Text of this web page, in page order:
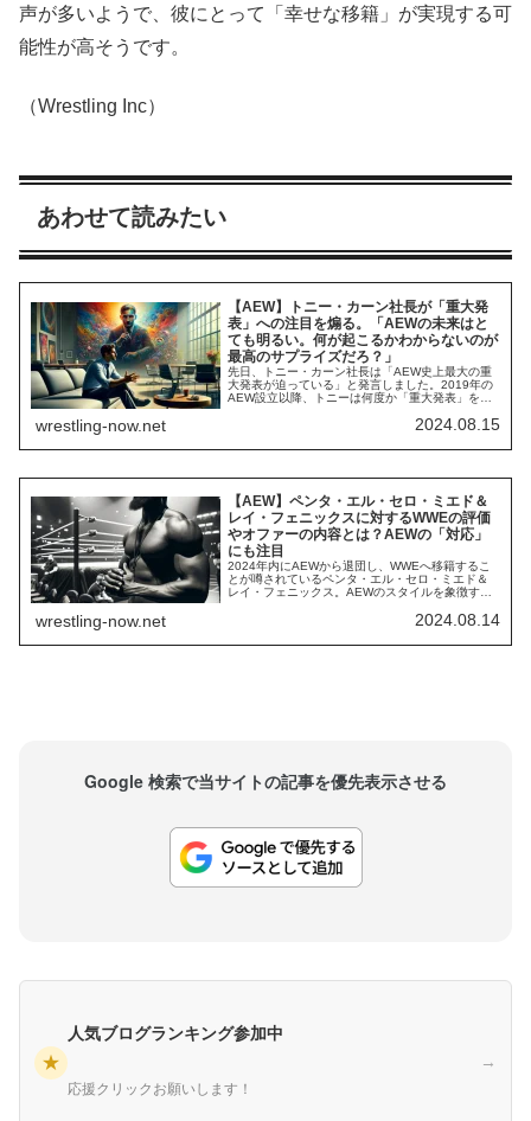
声が多いようで、彼にとって「幸せな移籍」が実現する可
能性が高そうです。
（Wrestling Inc）
あわせて読みたい
【AEW】トニー・カーン社長が「重大発
表」への注目を煽る。「AEWの未来はと
ても明るい。何が起こるかわからないのが
最高のサプライズだろ？」
先日、トニー・カーン社長は「AEW史上最大の重
大発表が迫っている」と発言しました。2019年の
AEW設立以降、トニーは何度か「重大発表」をし
ました。今回の発表では、最大のビジネスパート
有するワーナー・ブラザース・ディスカバリーと
wrestling-now.net 2024.08.15
【AEW】ペンタ・エル・セロ・ミエド＆
レイ・フェニックスに対するWWEの評価
やオファーの内容とは？AEWの「対応」
にも注目
2024年内にAEWから退団し、WWEへ移籍するこ
とが噂されているペンタ・エル・セロ・ミエド＆
レイ・フェニックス。AEWのスタイルを象徴する
らですが、ペンタは今夏、フェニックスは早けれ
ことが予想されています。Fightfulによれば、WWE
wrestling-now.net 2024.08.14
Google 検索で当サイトの記事を優先表示させる
★
人気ブログランキング参加中
応援クリックお願いします！
→